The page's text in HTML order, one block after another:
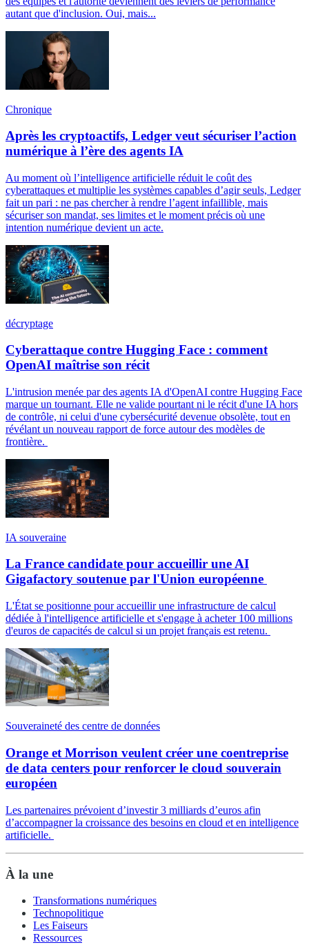
autant que d'inclusion. Oui, mais...
Chronique
Après les cryptoactifs, Ledger veut sécuriser l’action
numérique à l’ère des agents IA
Au moment où l’intelligence artificielle réduit le coût des
cyberattaques et multiplie les systèmes capables d’agir seuls, Ledger
fait un pari : ne pas chercher à rendre l’agent infaillible, mais
sécuriser son mandat, ses limites et le moment précis où une
intention numérique devient un acte.
décryptage
Cyberattaque contre Hugging Face : comment
OpenAI maîtrise son récit
L'intrusion menée par des agents IA d'OpenAI contre Hugging Face
marque un tournant. Elle ne valide pourtant ni le récit d'une IA hors
de contrôle, ni celui d'une cybersécurité devenue obsolète, tout en
révélant un nouveau rapport de force autour des modèles de
frontière.
IA souveraine
La France candidate pour accueillir une AI
Gigafactory soutenue par l'Union européenne
L'État se positionne pour accueillir une infrastructure de calcul
dédiée à l'intelligence artificielle et s'engage à acheter 100 millions
d'euros de capacités de calcul si un projet français est retenu.
Souveraineté des centre de données
Orange et Morrison veulent créer une coentreprise
de data centers pour renforcer le cloud souverain
européen
Les partenaires prévoient d’investir 3 milliards d’euros afin
d’accompagner la croissance des besoins en cloud et en intelligence
artificielle.
À la une
Transformations numériques
Technopolitique
Les Faiseurs
Ressources